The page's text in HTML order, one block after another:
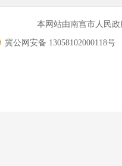
本网站由南宫市人民
冀公网安备 13058102000118号